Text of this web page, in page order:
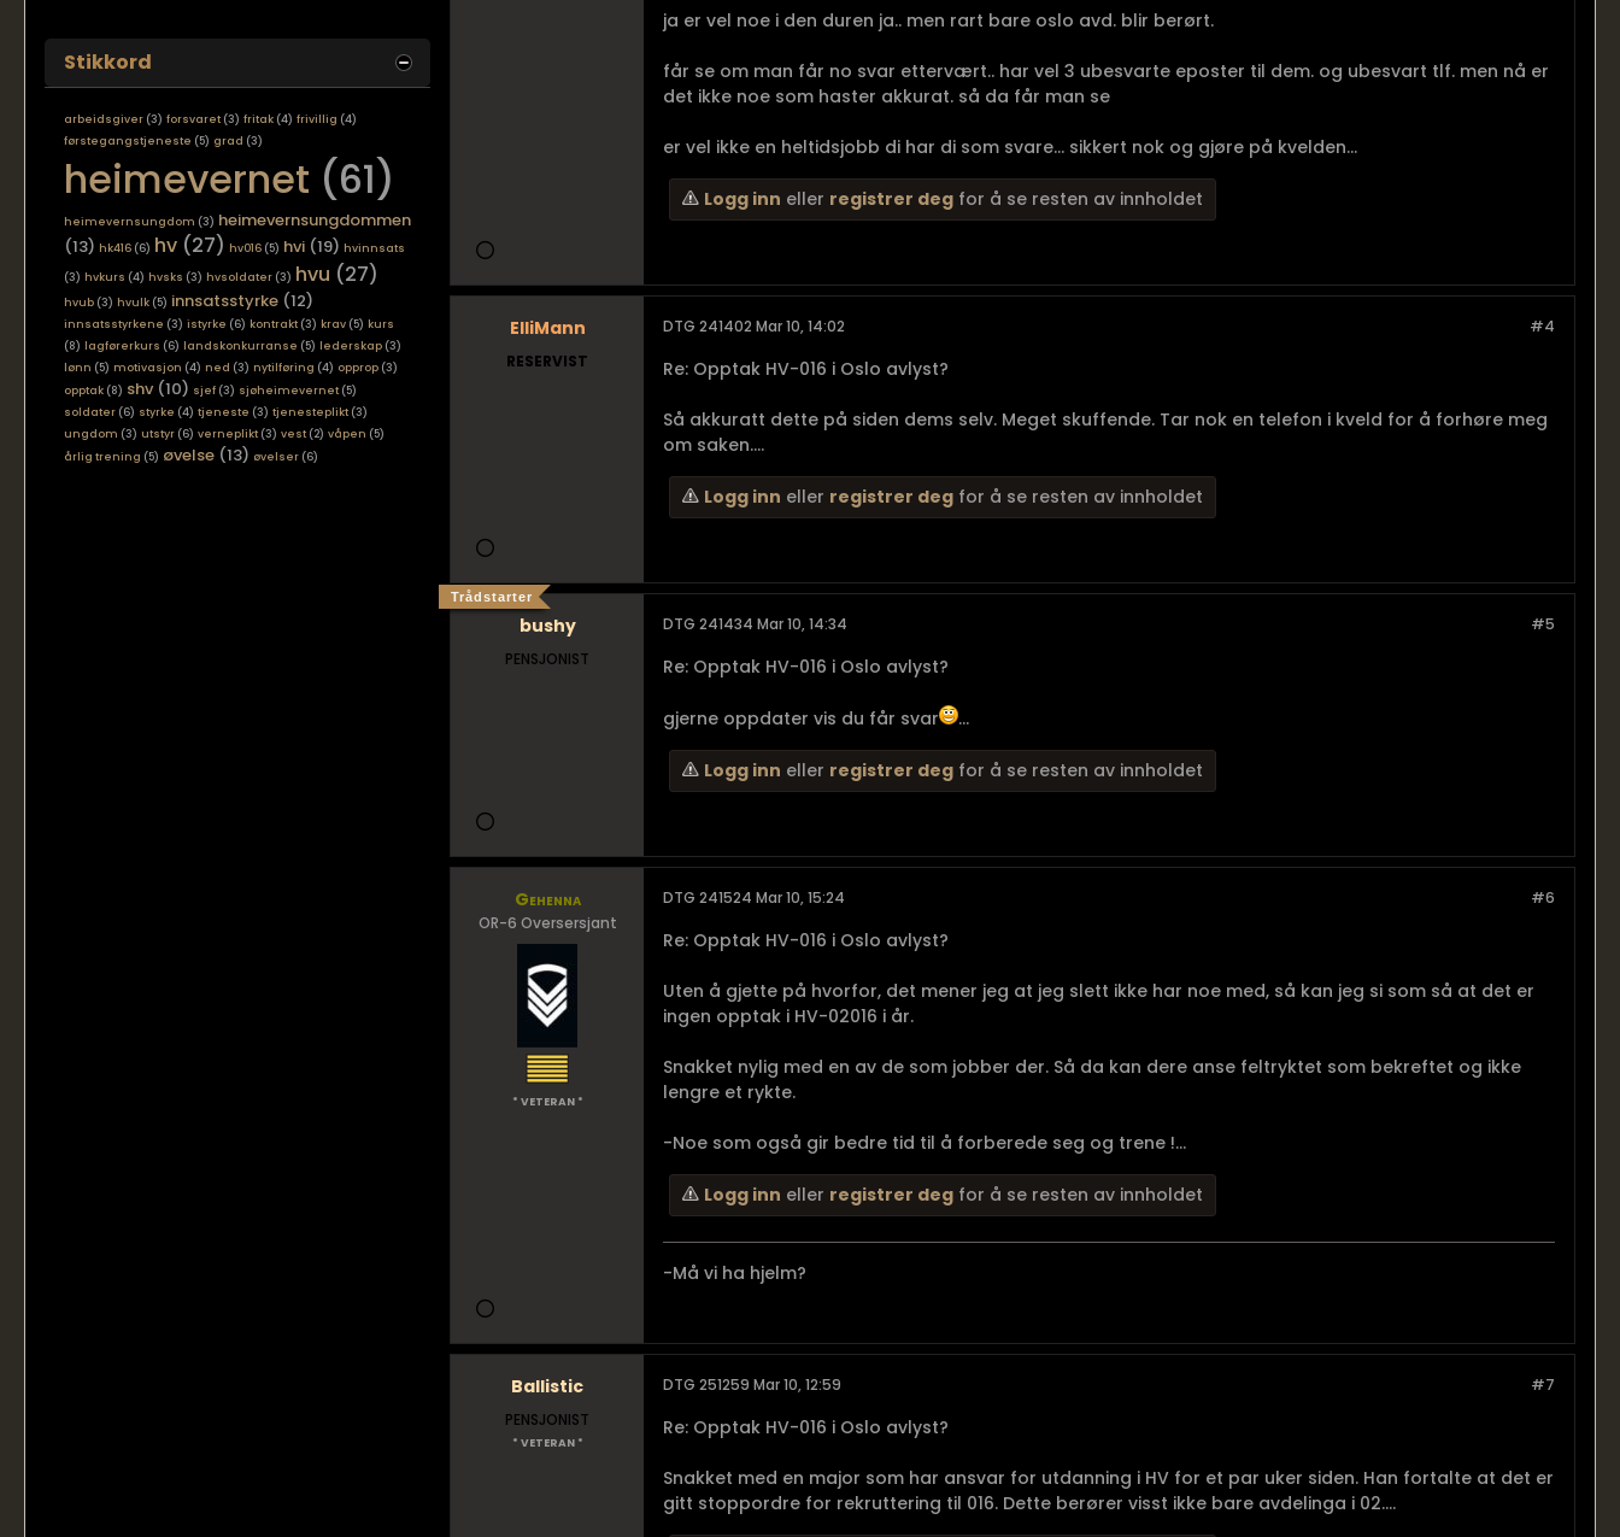
ja er vel noe i den duren ja.. men rart bare oslo avd. blir berørt.
får se om man får no svar ettervært.. har vel 3 ubesvarte eposter til dem. og ubesvart tlf. men nå er
det ikke noe som haster akkurat. så da får man se
er vel ikke en heltidsjobb di har di som svare... sikkert nok og gjøre på kvelden...
Logg inn eller registrer deg for å se resten av innholdet
ElliMann
RESERVIST
#4
DTG 241402 Mar 10, 14:02
Re: Opptak HV-016 i Oslo avlyst?
Så akkuratt dette på siden dems selv. Meget skuffende. Tar nok en telefon i kveld for å forhøre meg
om saken....
Logg inn eller registrer deg for å se resten av innholdet
bushy
Trådstarter
PENSJONIST
#5
DTG 241434 Mar 10, 14:34
Re: Opptak HV-016 i Oslo avlyst?
gjerne oppdater vis du får svar ...
Logg inn eller registrer deg for å se resten av innholdet
Gehenna
OR-6 Oversersjant
* VETERAN *
#6
DTG 241524 Mar 10, 15:24
Re: Opptak HV-016 i Oslo avlyst?
Uten å gjette på hvorfor, det mener jeg at jeg slett ikke har noe med, så kan jeg si som så at det er
ingen opptak i HV-02016 i år.
Snakket nylig med en av de som jobber der. Så da kan dere anse feltryktet som bekreftet og ikke
lengre et rykte.
-Noe som også gir bedre tid til å forberede seg og trene !...
Logg inn eller registrer deg for å se resten av innholdet
-Må vi ha hjelm?
Ballistic
PENSJONIST
* VETERAN *
#7
DTG 251259 Mar 10, 12:59
Re: Opptak HV-016 i Oslo avlyst?
Snakket med en major som har ansvar for utdanning i HV for et par uker siden. Han fortalte at det er
gitt stoppordre for rekruttering til 016. Dette berører visst ikke bare avdelinga i 02....
Stikkord
arbeidsgiver (3) forsvaret (3) fritak (4) frivillig (4)
førstegangstjeneste (5) grad (3)
heimevernet (61)
heimevernsungdom (3) heimevernsungdommen
(13) hk416 (6) hv (27) hv016 (5) hvi (19) hvinnsats
(3) hvkurs (4) hvsks (3) hvsoldater (3) hvu (27)
hvub (3) hvulk (5) innsatsstyrke (12)
innsatsstyrkene (3) istyrke (6) kontrakt (3) krav (5) kurs
(8) lagførerkurs (6) landskonkurranse (5) lederskap (3)
lønn (5) motivasjon (4) ned (3) nytilføring (4) opprop (3)
opptak (8) shv(10) sjef (3) sjøheimevernet (5)
soldater (6) styrke (4) tjeneste (3) tjenesteplikt (3)
ungdom (3) utstyr (6) verneplikt (3) vest (2) våpen (5)
årlig trening (5) øvelse (13) øvelser (6)